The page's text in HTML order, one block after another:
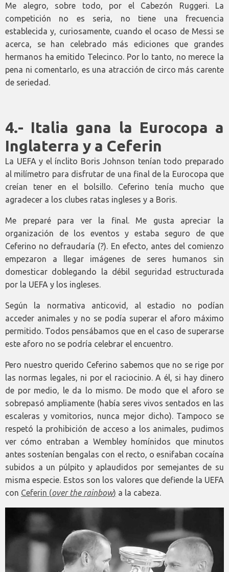
Me alegro, sobre todo, por el Cabezón Ruggeri. La
competición no es seria, no tiene una frecuencia
establecida y, curiosamente, cuando el ocaso de Messi se
acerca, se han celebrado más ediciones que grandes
hermanos ha emitido Telecinco. Por lo tanto, no merece la
pena ni comentarlo, es una atracción de circo más carente
de seriedad.
4.- Italia gana la Eurocopa a
Inglaterra y a Ceferin
La UEFA y el ínclito Boris Johnson tenían todo preparado
al milímetro para disfrutar de una final de la Eurocopa que
creían tener en el bolsillo. Ceferino tenía mucho que
agradecer a los clubes ratas ingleses y a Boris.
Me preparé para ver la final. Me gusta apreciar la
organización de los eventos y estaba seguro de que
Ceferino no defraudaría (?). En efecto, antes del comienzo
empezaron a llegar imágenes de seres humanos sin
domesticar doblegando la débil seguridad estructurada
por la UEFA y los ingleses.
Según la normativa anticovid, al estadio no podían
acceder animales y no se podía superar el aforo máximo
permitido. Todos pensábamos que en el caso de superarse
este aforo no se podría celebrar el encuentro.
Pero nuestro querido Ceferino sabemos que no se rige por
las normas legales, ni por el raciocinio. A él, si hay dinero
de por medio, le da lo mismo. De modo que el aforo se
sobrepasó ampliamente (había seres vivos sentados en las
escaleras y vomitorios, nunca mejor dicho). Tampoco se
respetó la prohibición de acceso a los animales, pudimos
ver cómo entraban a Wembley homínidos que minutos
antes sostenían bengalas con el recto, o esnifaban cocaína
subidos a un púlpito y aplaudidos por semejantes de su
misma especie. Estos son los valores que defiende la UEFA
con Ceferin (over the rainbow) a la cabeza.